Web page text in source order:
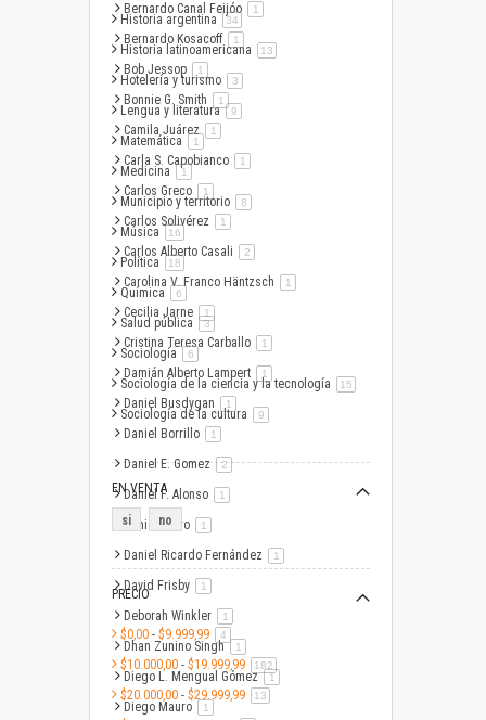
Bernardo Canal Feijóo 1
Bernardo Kosacoff 1
Bob Jessop 1
Bonnie G. Smith 1
Camila Juárez 1
Carla S. Capobianco 1
Carlos Greco 1
Carlos Solivérez 1
Carlos Alberto Casali 2artículo
Carolina V. Franco Häntzsch 1
Cecilia Jarne 1
Cristina Teresa Carballo 1
Damián Alberto Lampert 1
Daniel Busdygan 1
Daniel Borrillo 1
Daniel E. Gomez 2artículo
Daniel F. Alonso 1
Daniel Otero 1
Daniel Ricardo Fernández 1
David Frisby 1
Deborah Winkler 1
Dhan Zunino Singh 1
Diego L. Mengual Gómez 1artículo
Diego Mauro 1
Historia argentina 34 artículo
Historia latinoamericana 13
Hotelería y turismo 3artículo
Lengua y literatura 9artículo
Matemática 1 artículo
Medicina 1
Municipio y territorio 8artículo
Música 16 artículo
Política 18
Química 6artículo
Salud pública 3artículo
Sociología 6artículo
Sociología de la ciencia y la tecnología 15
Sociología de la cultura 9artículo
EN VENTA
si no
PRECIO
$0,00 - $9.999,99 4
$10.000,00 - $19.999,99 182
$20.000,00 - $29.999,99 13